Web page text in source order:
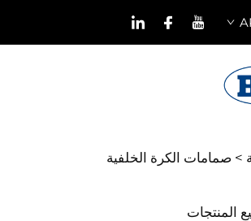
> صمامات الكرة الخلفية
المنتجات